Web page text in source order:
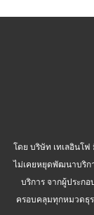
โดย บริษัท เทเลอินโ
ไม่เคยหยุดพัฒนาบริก
บริการ จากผู้ประก
ครอบคลุมทุกหมวดธุ